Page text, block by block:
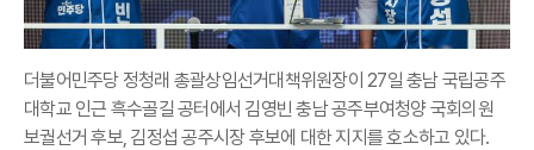
더불어민주당 정청래 총괄상임선거대책위원장이 27일 충남 국립공주
대학교 인근 흑수골길 공터에서 김영빈 충남 공주부여청양 국회의원
보궐선거 후보, 김정섭 공주시장 후보에 대한 지지를 호소하고 있다.